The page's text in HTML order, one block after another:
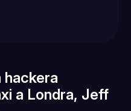
hackera
a Londra, Jeff